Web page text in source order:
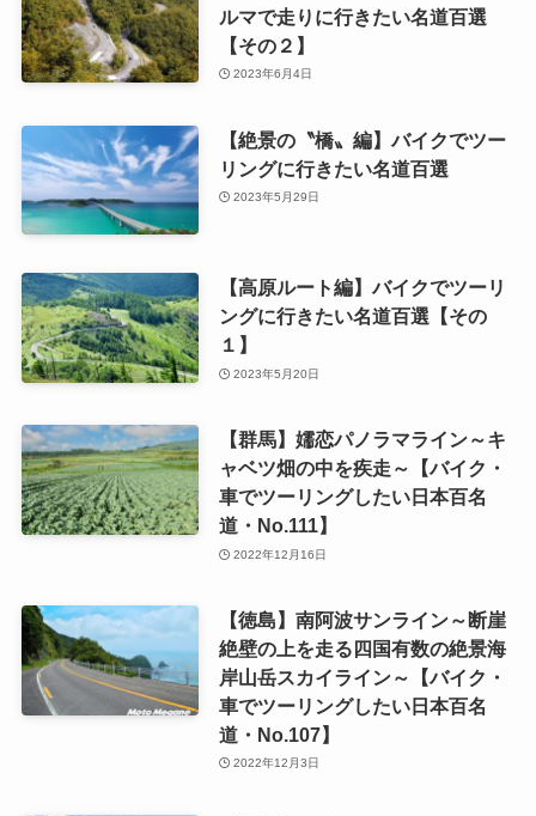
ルマで走りに行きたい名道百選
【その２】
2023年6月4日
【絶景の〝橋〟編】バイクでツー
リングに行きたい名道百選
2023年5月29日
【高原ルート編】バイクでツーリ
ングに行きたい名道百選【その
１】
2023年5月20日
【群馬】嬬恋パノラマライン～キ
ャベツ畑の中を疾走～【バイク・
車でツーリングしたい日本百名
道・No.111】
2022年12月16日
【徳島】南阿波サンライン～断崖
絶壁の上を走る四国有数の絶景海
岸山岳スカイライン～【バイク・
車でツーリングしたい日本百名
道・No.107】
2022年12月3日